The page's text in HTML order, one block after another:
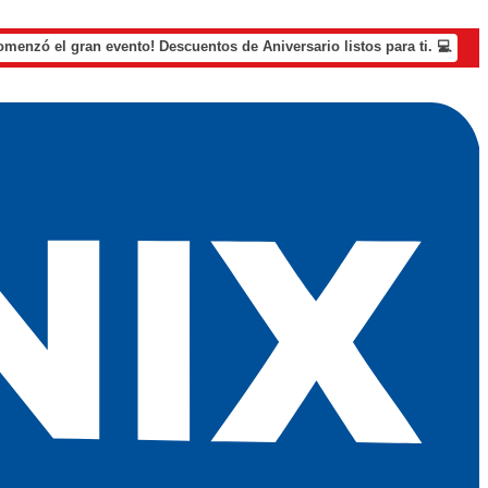
el gran evento! Descuentos de Aniversario listos para ti. 💻